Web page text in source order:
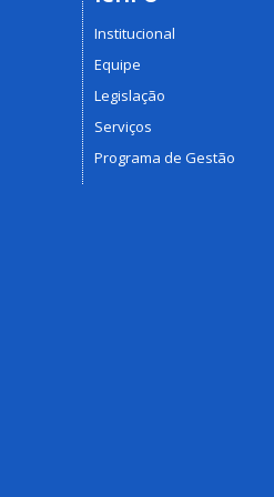
Institucional
Equipe
Legislação
Serviços
Programa de Gestão